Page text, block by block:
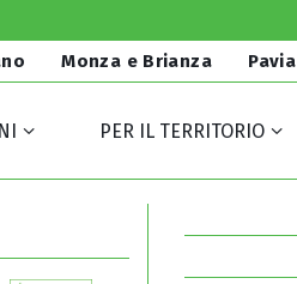
Monza e Brianza Pavia
PER IL TERRITORIO